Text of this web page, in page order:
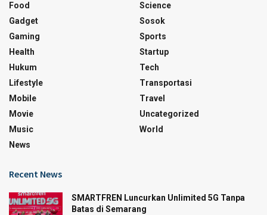
Food
Gadget
Gaming
Health
Hukum
Lifestyle
Mobile
Movie
Music
News
Science
Sosok
Sports
Startup
Tech
Transportasi
Travel
Uncategorized
World
Recent News
SMARTFREN Luncurkan Unlimited 5G Tanpa
Batas di Semarang